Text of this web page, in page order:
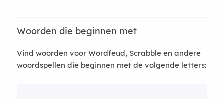
Woorden die beginnen met
Vind woorden voor Wordfeud, Scrabble en andere
woordspellen die beginnen met de volgende letters: